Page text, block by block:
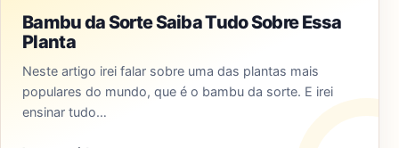
Bambu da Sorte Saiba Tudo Sobre Essa
Planta
Neste artigo irei falar sobre uma das plantas mais
populares do mundo, que é o bambu da sorte. E irei
ensinar tudo…